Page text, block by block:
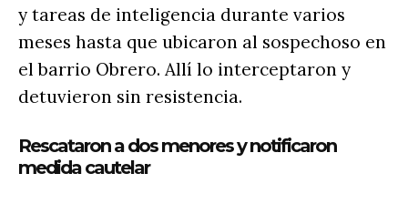
y tareas de inteligencia durante varios
meses hasta que ubicaron al sospechoso en
el barrio Obrero. Allí lo interceptaron y
detuvieron sin resistencia.
Rescataron a dos menores y notificaron
medida cautelar